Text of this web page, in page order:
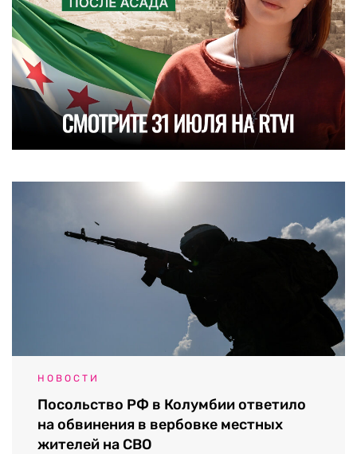
НОВОСТИ
Посольство РФ в Колумбии ответило
на обвинения в вербовке местных
жителей на СВО